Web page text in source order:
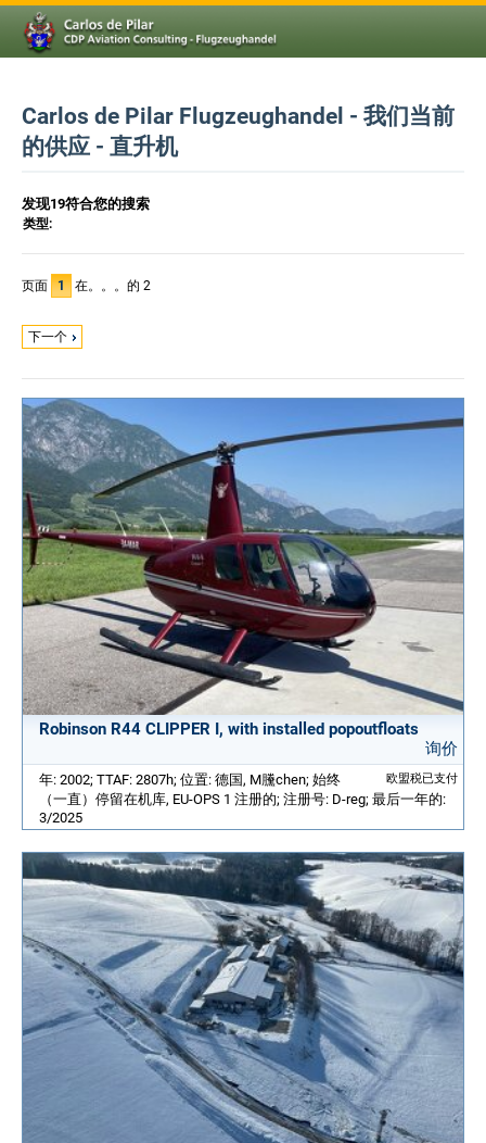
Carlos de Pilar Flugzeughandel - 我们当前
的供应 - 直升机
发现19符合您的搜索
类型:
页面 1 在。。。的 2
下一个
Robinson R44 CLIPPER I, with installed popoutfloats
询价
欧盟税已支付
年: 2002; TTAF: 2807h; 位置: 德国, M黱chen; 始终
（一直）停留在机库, EU-OPS 1 注册的; 注册号: D-reg; 最后一年的:
3/2025